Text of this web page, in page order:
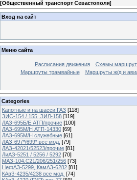
[Общественный транспорт Севастополя]
Вход на сайт
Меню сайта
Расписания движения Схемы
Маршруты трамвайные
Маршруты ж/д и
Categories
Капотные и на шасси ГАЗ [118]
ЗИС-154 / 155, ЗИЛ-158 [119]
ЛАЗ-695Б/Е АТП/прочие [100]
ЛАЗ-695М/Н АТП-14330 [69]
ЛАЗ-695М/Н служебные [61]
ЛАЗ-697*/699* все мод. [79]
ЛАЗ-42021/52523/прочие [81]
ЛиАЗ-5251 / 5256 / 5292 [70]
МАЗ-104.C21/206/251/256 [73]
НефАЗ-5299, КамАЗ-6282 [81]
КАвЗ-4235/4238 все мод. [74]